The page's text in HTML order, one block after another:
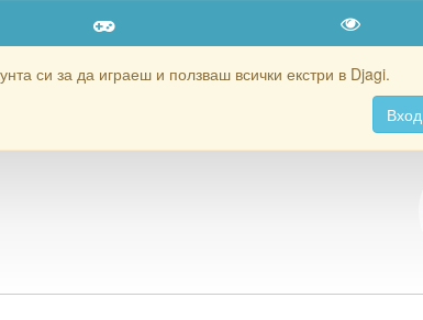
си за да играеш и ползваш всички екстри в Djagi.
Вход